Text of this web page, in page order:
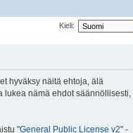
Kieli:
hyväksy näitä ehtoja, älä
nämä ehdot säännöllisesti,
"General Public License v2" -